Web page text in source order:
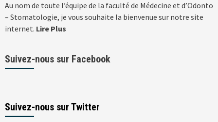
Au nom de toute l’équipe de la faculté de Médecine et d’Odonto
– Stomatologie, je vous souhaite la bienvenue sur notre site
internet. Lire Plus
Suivez-nous sur Facebook
Suivez-nous sur Twitter